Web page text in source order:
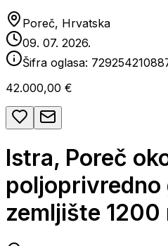
Poreč, Hrvatska
09. 07. 2026.
Šifra oglasa:
42.000,00 €
Istra, Poreč
poljoprivredno
zemljište 1200